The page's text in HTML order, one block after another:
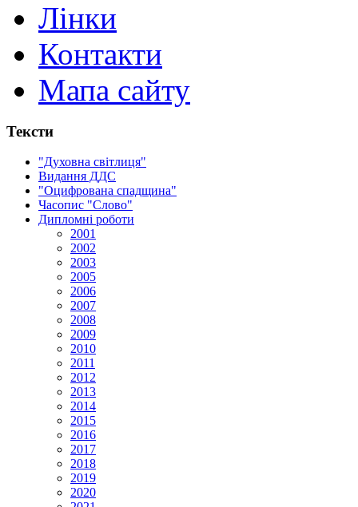
Лінки
Контакти
Мапа сайту
Тексти
"Духовна світлиця"
Видання ДДС
"Оцифрована спадщина"
Часопис "Слово"
Дипломні роботи
2001
2002
2003
2005
2006
2007
2008
2009
2010
2011
2012
2013
2014
2015
2016
2017
2018
2019
2020